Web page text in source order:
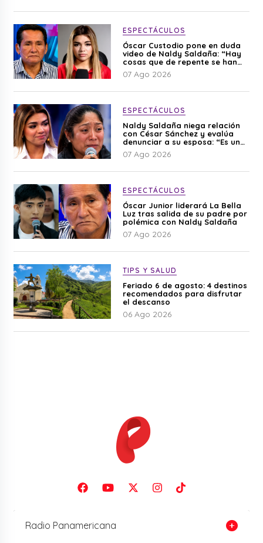
ESPECTÁCULOS
Óscar Custodio pone en duda
video de Naldy Saldaña: “Hay
cosas que de repente se han
editado”
07 Ago 2026
ESPECTÁCULOS
Naldy Saldaña niega relación
con César Sánchez y evalúa
denunciar a su esposa: “Es una
difamación”
07 Ago 2026
ESPECTÁCULOS
Óscar Junior liderará La Bella
Luz tras salida de su padre por
polémica con Naldy Saldaña
07 Ago 2026
TIPS Y SALUD
Feriado 6 de agosto: 4 destinos
recomendados para disfrutar
el descanso
06 Ago 2026
Radio Panamericana